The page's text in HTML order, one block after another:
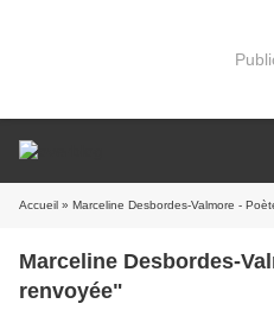
Accueil » Marceline Desbordes-Valmore -
Marceline Desbordes-
renvoyée"